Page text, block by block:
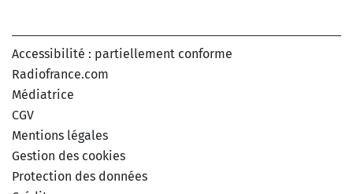
Accessibilité : partiellement conforme
Radiofrance.com
Médiatrice
CGV
Mentions légales
Gestion des cookies
Protection des données